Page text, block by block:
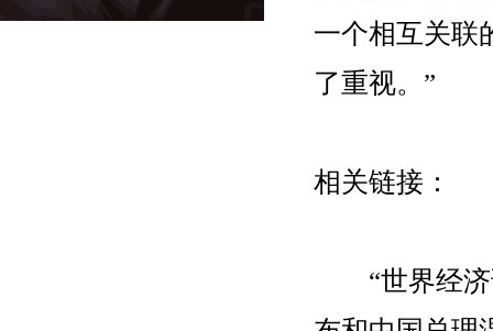
一个相互关联
了重视。”
相关链接：
“世界经济